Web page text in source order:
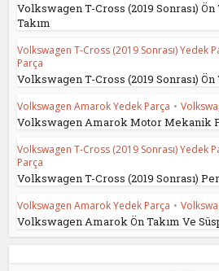
Volkswagen T-Cross (2019 Sonrası)
Takım
Volkswagen T-Cross (2019 Sonrası) Yedek
Parça
Volkswagen T-Cross (2019 Sonrası) Ön
Volkswagen Amarok Yedek Parça •
Volkswagen Amarok Motor Mekanik
Volkswagen T-Cross (2019 Sonrası) Yedek
Parça
Volkswagen T-Cross (2019 Sonrası)
Volkswagen Amarok Yedek Parça •
Volkswagen Amarok Ön Takım Ve